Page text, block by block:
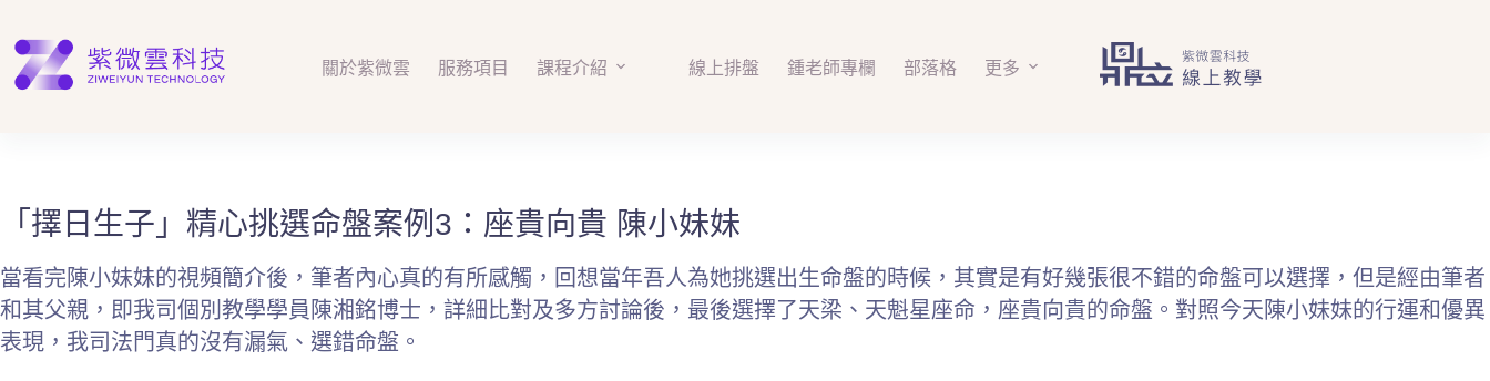
至
要
關於紫微雲 服務項目 課程介紹 線上排盤 鍾老師專欄 部落格 更多
「擇日生子」精心挑選命盤案例3：座貴向貴 陳小妹妹
當看完陳小妹妹的視頻簡介後，筆者內心真的有所感觸，回想當年吾人為她挑選出生命盤的時候，其實是有好幾張很不錯的命盤可以選擇，但是經由筆者
和其父親，即我司個別教學學員陳湘銘博士，詳細比對及多方討論後，最後選擇了天梁、天魁星座命，座貴向貴的命盤。對照今天陳小妹妹的行運和優異
表現，我司法門真的沒有漏氣、選錯命盤。